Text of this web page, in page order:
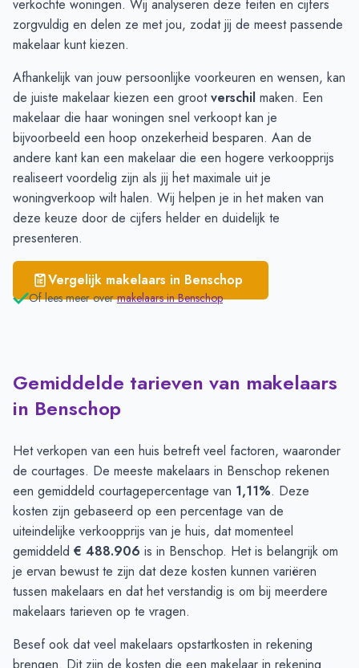
verkochte woningen. Wij analyseren deze feiten en cijfers
zorgvuldig en delen ze met jou, zodat jij de meest passende
makelaar kunt kiezen.
Afhankelijk van jouw persoonlijke voorkeuren en wensen, kan
de juiste makelaar kiezen een grootverschil maken. Een
makelaar die haar woningen snel verkoopt kan je
bijvoorbeeld een hoop onzekerheid besparen. Aan de
andere kant kan een makelaar die een hogere verkoopprijs
realiseert voordelig zijn als jij het maximale uit je
woningverkoop wilt halen. Wij helpen je in het maken van
deze keuze door de cijfers helder en duidelijk te
presenteren.
Vergelijk makelaars in Benschop
Of lees meer over makelaars inBenschop
Gemiddelde tarieven van makelaars
in Benschop
Het verkopen van een huis betreft veel factoren, waaronder
de courtages. De meeste makelaars in Benschop rekenen
een gemiddeld courtagepercentage van 1,11%. Deze
kosten zijn gebaseerd op een percentage van de
uiteindelijke verkoopprijs van je huis, dat momenteel
gemiddeld € 488.906 is in Benschop. Het is belangrijk om
je ervan bewust te zijn dat deze kosten kunnen variëren
tussen makelaars en dat het verstandig is om bij meerdere
makelaars tarieven op te vragen.
Besef ook dat veel makelaars opstartkosten in rekening